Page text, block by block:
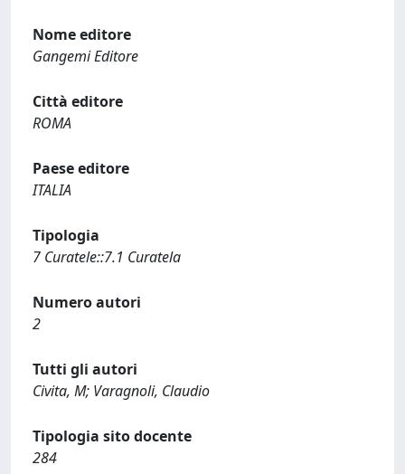
Nome editore
Gangemi Editore
Città editore
ROMA
Paese editore
ITALIA
Tipologia
7 Curatele::7.1 Curatela
Numero autori
2
Tutti gli autori
Civita, M; Varagnoli, Claudio
Tipologia sito docente
284